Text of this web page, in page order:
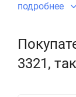
Белое
подробнее
3321,